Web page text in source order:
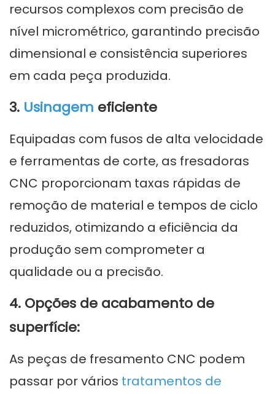
recursos complexos com precisão de
nível micrométrico, garantindo precisão
dimensional e consistência superiores
em cada peça produzida.
3. Usinagem eficiente
Equipadas com fusos de alta velocidade
e ferramentas de corte, as fresadoras
CNC proporcionam taxas rápidas de
remoção de material e tempos de ciclo
reduzidos, otimizando a eficiência da
produção sem comprometer a
qualidade ou a precisão.
4. Opções de acabamento de
superfície:
As peças de fresamento CNC podem
passar por vários tratamentos de